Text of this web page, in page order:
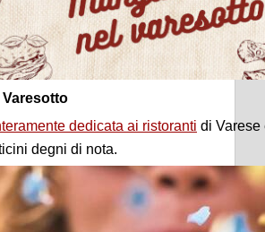
Varesotto
dedicata ai ristoranti di Varese
degni di nota.